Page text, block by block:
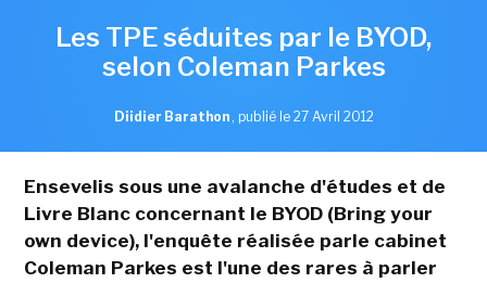
Les TPE séduites par le BYOD,
selon Coleman Parkes
Diidier Barathon , publié le 27 Avril 2012
Ensevelis sous une avalanche d'études et de
Livre Blanc concernant le BYOD (Bring your
own device), l'enquête réalisée parle cabinet
Coleman Parkes est l'une des rares à parler